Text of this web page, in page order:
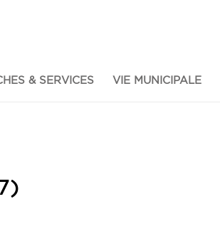
& SERVICES VIE MUNICIPALE